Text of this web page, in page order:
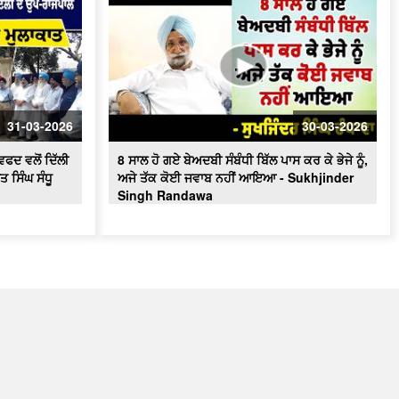
31-03-2026
ਵਲੋਂ ਦਿੱਲੀ
ਸਿੰਘ ਸੰਧੂ
30-03-2026
8 ਸਾਲ ਹੋ ਗਏ ਬੇਅਦਬੀ ਸੰਬੰਧੀ ਬਿੱਲ ਪਾਸ ਕਰ ਕੇ ਭੇਜੇ ਨੂੰ,
ਅਜੇ ਤੱਕ ਕੋਈ ਜਵਾਬ ਨਹੀਂ ਆਇਆ - Sukhjinder
Singh Randawa